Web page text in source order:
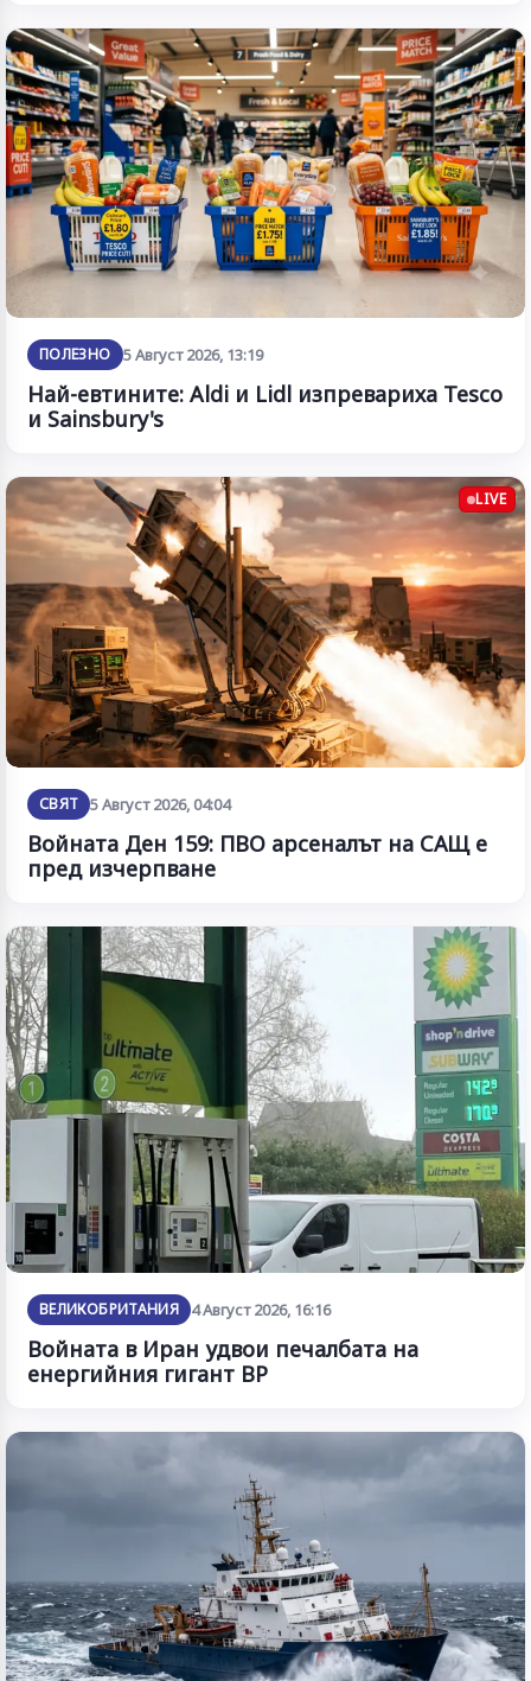
ПОЛЕЗНО 5 Август 2026, 13:19
Най-евтините: Aldi и Lidl изпревариха Tesco
и Sainsbury's
LIVE
СВЯТ 5 Август 2026, 04:04
Войната Ден 159: ПВО арсеналът на САЩ е
пред изчерпване
ВЕЛИКОБРИТАНИЯ 4 Август 2026, 16:16
Войната в Иран удвои печалбата на
енергийния гигант BP